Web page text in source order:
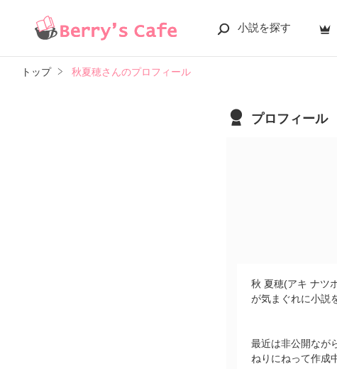
小説を探す
トップ 秋夏穂さんのプロフィール
プロフィール
秋 夏穂(アキ ナツ
が気まぐれに小説
最近は非公開なが
ねりにねって作成